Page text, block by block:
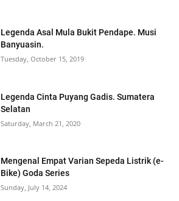
Legenda Asal Mula Bukit Pendape. Musi
Banyuasin.
Tuesday, October 15, 2019
Legenda Cinta Puyang Gadis. Sumatera
Selatan
Saturday, March 21, 2020
Mengenal Empat Varian Sepeda Listrik (e-
Bike) Goda Series
Sunday, July 14, 2024